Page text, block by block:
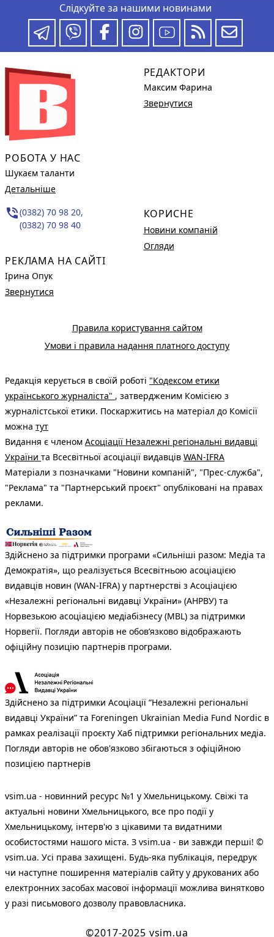
Слідкуйте за нашими новинами
РОБОТА У НАС
Шукаєм таланти
Детальніше
phone_in_talk(0382) 70 98 20,
(0382) 70 98 40
РЕКЛАМА НА САЙТІ
Ірина Опук
Звернутися
РЕДАКТОРИ
Максим Фарина
Звернутися
КОРИСНЕ
Новини компаній
Огляди
Правила користування сайтом
Умови і правила надання платного доступу
Редакція керується в своїй роботі "Кодексом етики
українського журналіста" , затвердженим Комісією з
журналістської етики. Поскаржитись на матеріал до Комісії
можна тут
Видання є членом Асоціації Незалежні регіональні видавці
України та Всесвітньої асоціації видавців WAN-IFRA
Матеріали з позначками "Новини компаній", "Прес-служба",
"Реклама" та "Партнерський проєкт" опубліковані на правах
реклами.
Здійснено за підтримки програми «Сильніші разом: Медіа та
Демократія», що реалізується Всесвітньою асоціацією
видавців новин (WAN-IFRA) у партнерстві з Асоціацією
«Незалежні регіональні видавці України» (АНРВУ) та
Норвезькою асоціацією медіабізнесу (MBL) за підтримки
Норвегії. Погляди авторів не обов’язково відображають
офіційну позицію партнерів програми.
Здійснено за підтримки Асоціації “Незалежні регіональні
видавці України” та Foreningen Ukrainian Media Fund Nordic в
рамках реалізації проєкту Хаб підтримки регіональних медіа.
Погляди авторів не обов'язково збігаються з офіційною
позицією партнерів
vsim.ua - новинний ресурс №1 у Хмельницькому. Свіжі та
актуальні новини Хмельницького, все про події у
Хмельницькому, інтерв'ю з цікавими та видатними
особистостями нашого міста. З vsim.ua - ви завжди перші! ©
vsim.ua. Усі права захищені. Будь-яка публiкацiя, передрук
чи наступне поширення матеріалів сайту у друкованих або
електронних засобах масової інформації можлива винятково
у разі письмового дозволу правовласника.
©2017-2025 vsim.ua